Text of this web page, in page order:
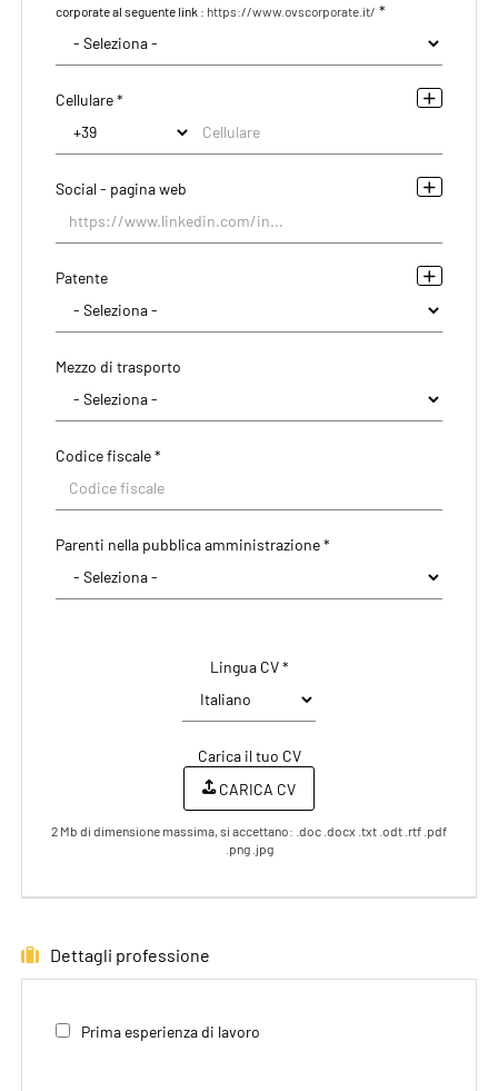
corporate al seguente link : https://www.ovscorporate.it/ *
Cellulare *
Social - pagina web
Patente
Mezzo di trasporto
Codice fiscale *
Parenti nella pubblica amministrazione *
Lingua CV *
Carica il tuo CV
CARICA CV
2 Mb di dimensione massima, si accettano: .doc .docx .txt .odt .rtf .pdf
.png .jpg
Dettagli professione
Prima esperienza di lavoro